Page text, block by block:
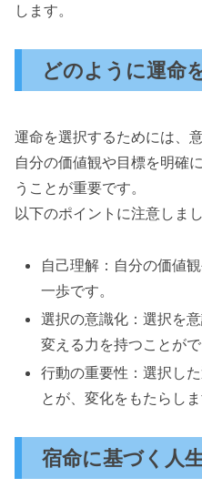
します。
どのように運命
運命を選択するためには、
自分の価値観や目標を明確
うことが重要です。
以下のポイントに注意しまし
自己理解：自分の価値
一歩です。
選択の意識化：選択を
変える力を持つことがで
行動の重要性：選択し
とが、変化をもたらしま
宿命に基づく人